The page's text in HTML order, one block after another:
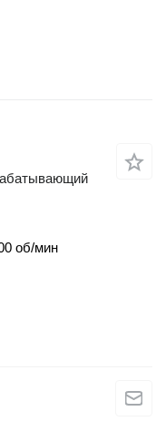
об/мин